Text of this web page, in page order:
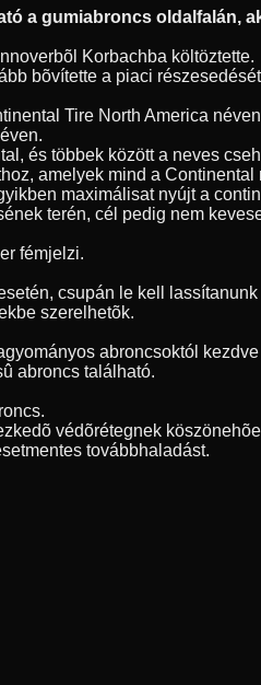
a gumiabroncs oldalfalán,
Korbachba költöztette.
bõvítette a piaci
Tire North America
és többek között a neves
amelyek mind a
maximálisat nyújt a
terén, cél pedig nem
fémjelzi.
csupán le kell
szerelhetõk.
abroncsoktól
abroncs található.
védõrétegnek
továbbhaladást.